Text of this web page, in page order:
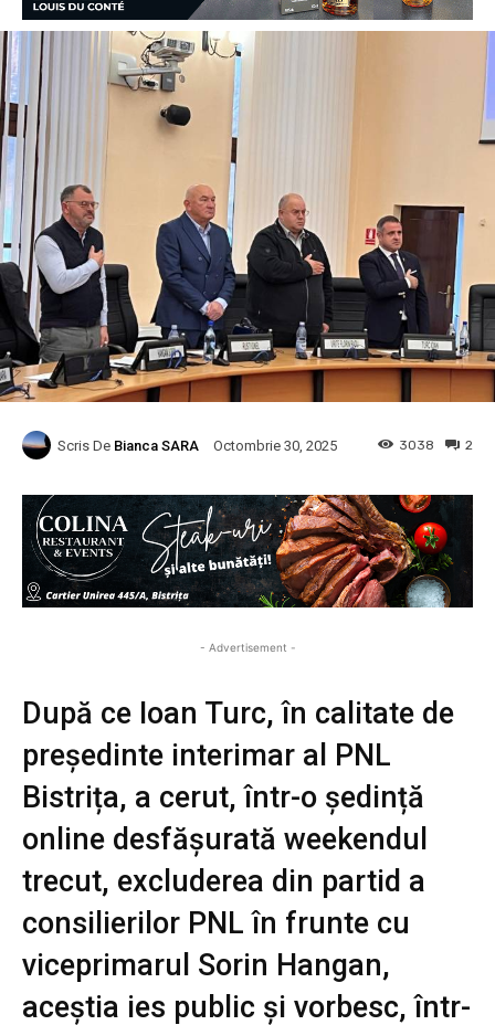
Scris De Bianca SARA Octombrie 30, 2025 2
3038
- Advertisement -
După ce Ioan Turc, în calitate de
președinte interimar al PNL
Bistrița, a cerut, într-o ședință
online desfășurată weekendul
trecut, excluderea din partid a
consilierilor PNL în frunte cu
viceprimarul Sorin Hangan,
aceștia ies public și vorbesc, într-